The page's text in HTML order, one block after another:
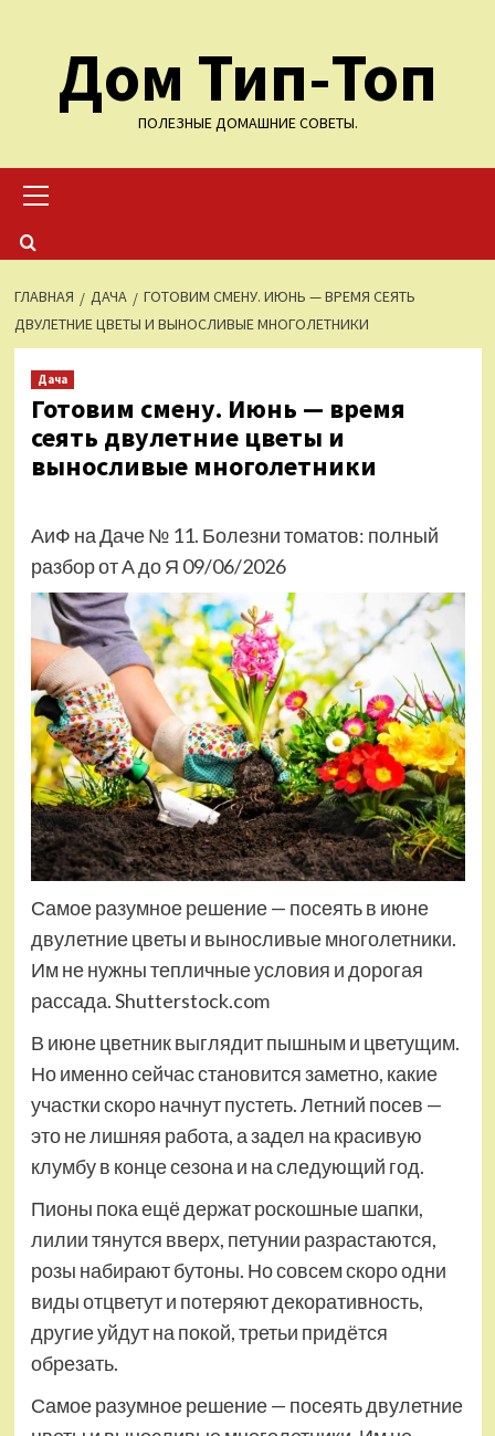
содержимомуДом Тип-Топ
ПОЛЕЗНЫЕ ДОМАШНИЕ СОВЕТЫ.
меню
ГЛАВНАЯ ДАЧА
ГОТОВИМ СМЕНУ. ИЮНЬ — ВРЕМЯ СЕЯТЬ
ДВУЛЕТНИЕ ЦВЕТЫ И ВЫНОСЛИВЫЕ МНОГОЛЕТНИКИ
Дача
Готовим смену. Июнь — время
сеять двулетние цветы и
выносливые многолетники
АиФ на Даче № 11. Болезни томатов: полный
разбор от А до Я 09/06/2026
Самое разумное решение — посеять в июне
двулетние цветы и выносливые многолетники.
Им не нужны тепличные условия и дорогая
рассада. Shutterstock.com
В июне цветник выглядит пышным и цветущим.
Но именно сейчас становится заметно, какие
участки скоро начнут пустеть. Летний посев —
это не лишняя работа, а задел на красивую
клумбу в конце сезона и на следующий год.
Пионы пока ещё держат роскошные шапки,
лилии тянутся вверх, петунии разрастаются,
розы набирают бутоны. Но совсем скоро одни
виды отцветут и потеряют декоративность,
другие уйдут на покой, третьи придётся
обрезать.
Самое разумное решение — посеять двулетние